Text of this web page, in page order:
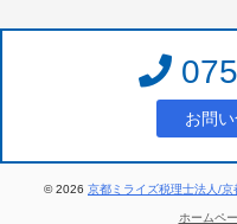
お問
© 2026 京都ミライズ税理士法人/
ホームペ